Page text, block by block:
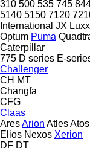
310 500 535 745
5140 5150 7120
International JX
Optum Puma
Caterpillar
775 D series E-
Challenger
CH MT
Changfa
CFG
Claas
AresArion AtlesAtos
Elios Nexos Xerion
DF DT